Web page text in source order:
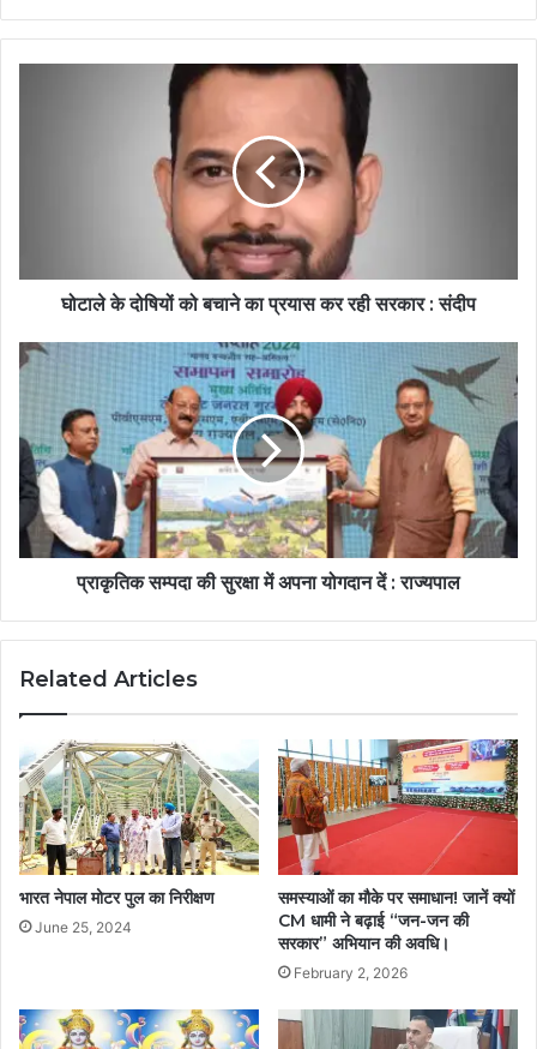
घोटाले के दोषियों को बचाने का प्रयास कर रही सरकार : संदीप
प्राकृतिक सम्पदा की सुरक्षा में अपना योगदान दें : राज्यपाल
Related Articles
भारत नेपाल मोटर पुल का निरीक्षण
June 25, 2024
समस्याओं का मौके पर समाधान! जानें क्यों
CM धामी ने बढ़ाई “जन-जन की
सरकार” अभियान की अवधि।
February 2, 2026